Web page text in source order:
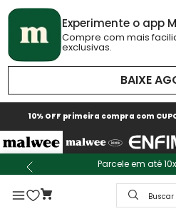
Experimente o app
Compre com mais
exclusivas.
BAIXE
10% OFF primeira compra com
Parcele em até
Buscar no